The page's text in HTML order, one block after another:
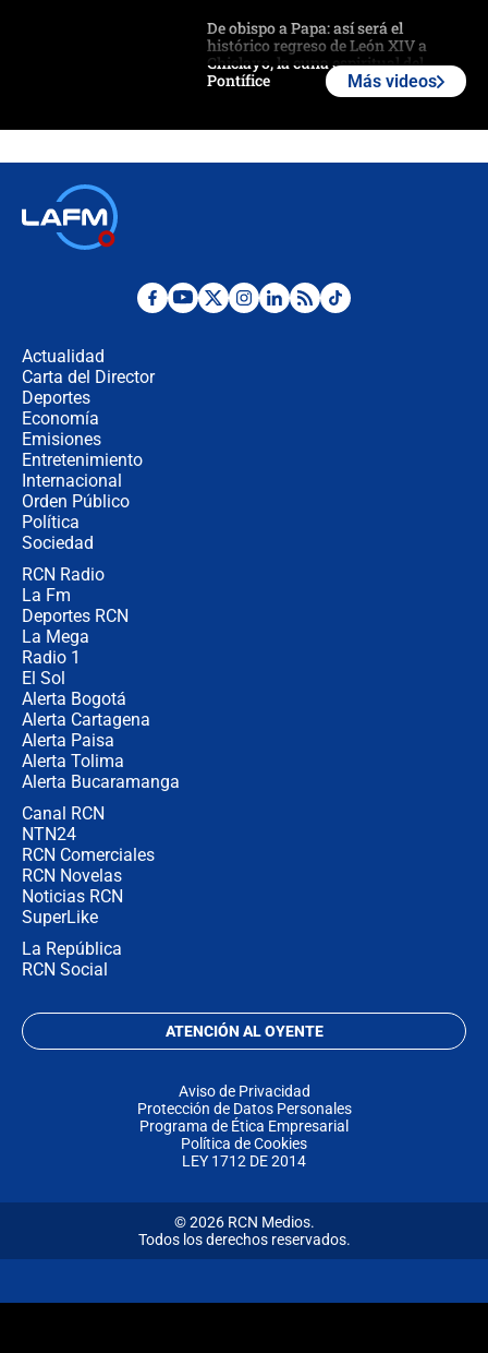
De obispo a Papa: así será el
histórico regreso de León XIV a
Chiclayo, la cuna espiritual del
Pontífice
¿La posesión de Abelardo De la
Más videos
Actualidad
Carta del Director
Deportes
Economía
Emisiones
Entretenimiento
Internacional
Orden Público
Política
Sociedad
RCN Radio
La Fm
Deportes RCN
La Mega
Radio 1
El Sol
Alerta Bogotá
Alerta Cartagena
Alerta Paisa
Alerta Tolima
Alerta Bucaramanga
Canal RCN
NTN24
RCN Comerciales
RCN Novelas
Noticias RCN
SuperLike
La República
RCN Social
ATENCIÓN AL OYENTE
Aviso de Privacidad
Protección de Datos Personales
Programa de Ética Empresarial
Política de Cookies
LEY 1712 DE 2014
© 2026 RCN Medios.
Todos los derechos reservados.